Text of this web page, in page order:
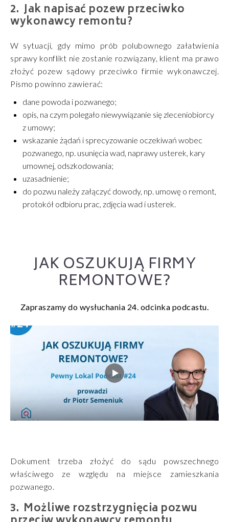
Jak napisać pozew przeciwko
wykonawcy remontu?
W sytuacji, gdy mimo prób polubownego załatwienia
sprawy konflikt nie zostanie rozwiązany, klient ma prawo
złożyć pozew sądowy przeciwko firmie wykonawczej.
Pismo powinno zawierać:
dane powoda i pozwanego;
opis, na czym polegało niewywiązanie się zleceniobiorcy
z umowy;
wskazanie żądań i sprecyzowanie oczekiwań wobec
pozwanego, np. usunięcia wad, naprawy usterek, kary
umownej, odszkodowania;
uzasadnienie;
do pozwu należy załączyć dowody, np. umowę o remont,
protokół odbioru prac, zdjęcia wad i usterek.
JAK OSZUKUJĄ FIRMY
REMONTOWE?
Zapraszamy do wysłuchania 24. odcinka podcastu.
Dokument trzeba złożyć do sądu powszechnego
właściwego ze względu na miejsce zamieszkania
pozwanego.
Możliwe rozstrzygnięcia pozwu